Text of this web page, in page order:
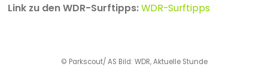
Link zu den WDR-Surftipps:WDR-Surftipps
© Parkscout/ AS Bild: WDR, Aktuelle Stunde